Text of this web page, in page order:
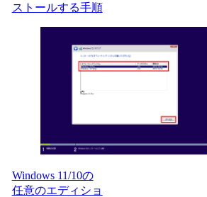
ストールする手順
Windows 11/10の
任意のエディショ